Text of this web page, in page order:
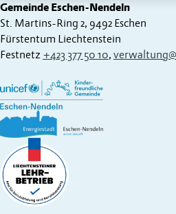
Gemeinde Eschen-Nendeln
St. Martins-Ring 2, 9492 Eschen
Fürstentum Liechtenstein
Festnetz +423 377 50 10,